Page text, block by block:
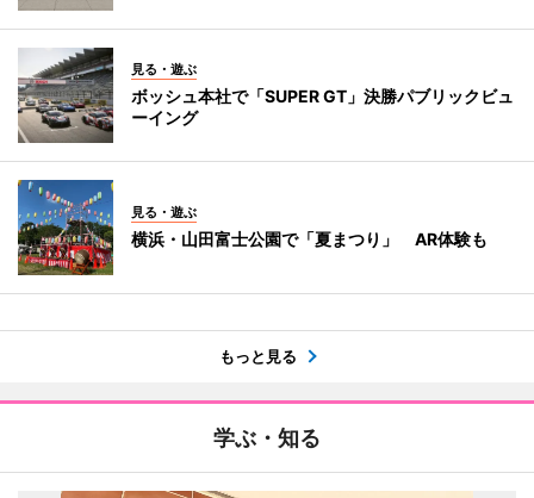
見る・遊ぶ
ボッシュ本社で「SUPER GT」決勝パブリックビュ
ーイング
見る・遊ぶ
横浜・山田富士公園で「夏まつり」 AR体験も
もっと見る
学ぶ・知る